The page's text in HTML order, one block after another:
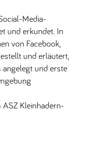
Media-
und erkundet. In
von Facebook,
und erläutert,
und erste
ASZ Kleinhadern-